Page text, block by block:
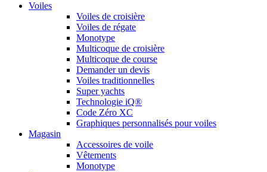
Voiles
Voiles de croisière
Voiles de régate
Monotype
Multicoque de croisière
Multicoque de course
Demander un devis
Voiles traditionnelles
Super yachts
Technologie iQ®
Code Zéro XC
Graphiques personnalisés pour voiles
Magasin
Accessoires de voile
Vêtements
Monotype